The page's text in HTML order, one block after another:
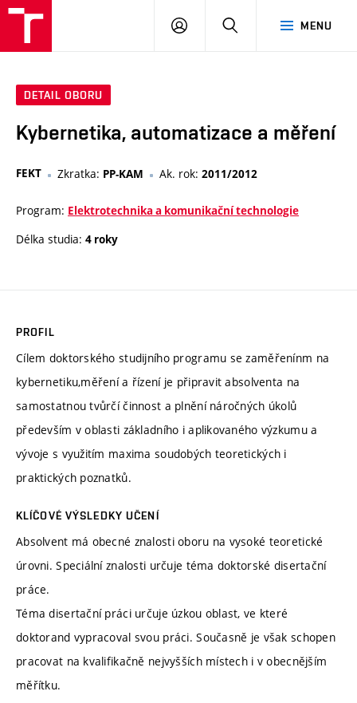
MENU
PŘIHLÁSIT
DETAIL OBORU
Kybernetika, automatizace a měření
FEKT Zkratka: PP-KAM Ak. rok: 2011/2012
Program: Elektrotechnika a komunikační technologie
Délka studia: 4 roky
PROFIL
Cílem doktorského studijního programu se zaměřenínm na
kybernetiku,měření a řízení je připravit absolventa na
samostatnou tvůrčí činnost a plnění náročných úkolů
především v oblasti základního i aplikovaného výzkumu a
vývoje s využitím maxima soudobých teoretických i
praktických poznatků.
KLÍČOVÉ VÝSLEDKY UČENÍ
Absolvent má obecné znalosti oboru na vysoké teoretické
úrovni. Speciální znalosti určuje téma doktorské disertační
práce.
Téma disertační práci určuje úzkou oblast, ve které
doktorand vypracoval svou práci. Současně je však schopen
pracovat na kvalifikačně nejvyšších místech i v obecnějším
měřítku.